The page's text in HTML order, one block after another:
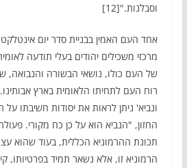
וסבלנות."[12]
אחד העם האמין בבניית סדר יום
מרכזי משכילים יהודים בעלי תודעה
של העם כולו, נושאי הבשורה והנבואה,
ונביא' ניתן לראות את יסודות חשיבתו על
החזון, "הנביא הוא על כן כח מקורי.
תכונת ההרמוניא הכללית, בעוד שהוא
הרמוניא זו, אלא נשאר תמיד בפרטיותו,